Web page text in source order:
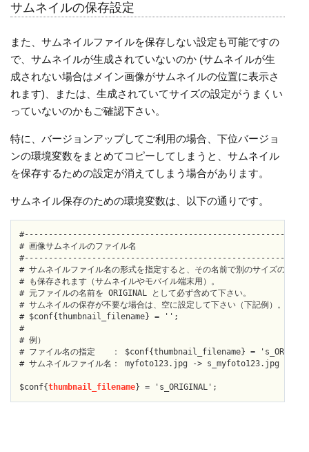
サムネイルの保存設定
また、サムネイルファイルを保存しない設定も可能ですの
で、サムネイルが生成されていないのか (サムネイルが生
成されない場合はメイン画像がサムネイルの位置に表示さ
れます)、または、生成されていてサイズの設定がうまくい
っていないのかもご確認下さい。
特に、バージョンアップしてご利用の場合、下位バージョ
ンの環境変数をまとめてコピーしてしまうと、サムネイル
を保存するための設定が消えてしまう場合があります。
サムネイル保存のための環境変数は、以下の通りです。
#--------------------------------------------------------
# 画像サムネイルのファイル名
# サムネイルファイル名の形式を指定すると、その名前で別のサイズの画像
# も保存されます（サムネイルやモバイル端末用）。
# 元ファイルの名前を ORIGINAL として必ず含めて下さい。
# サムネイルの保存が不要な場合は、空に設定して下さい（下記例）。
# $conf{thumbnail_filename} = '';
#
# 例）
# ファイル名の指定　　： $conf{thumbnail_filename} =
# サムネイルファイル名： myfoto123.jpg -> s_myfoto123.jpg
$conf{thumbnail_filename